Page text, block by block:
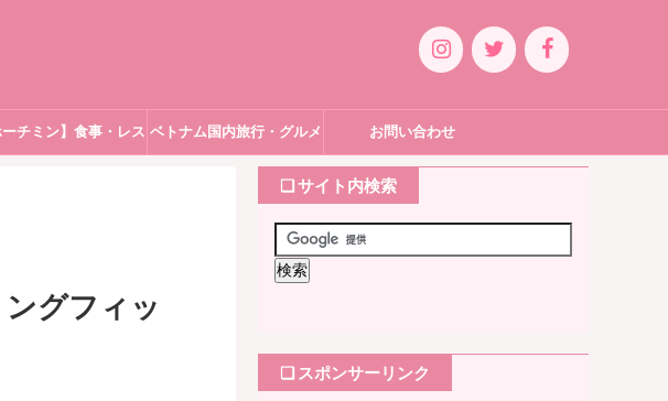
ーチミン】食事・レス ベトナム国内旅行・グルメ お問い合わせ
グフィッ
❏ サイト内検索
❏ スポンサーリンク